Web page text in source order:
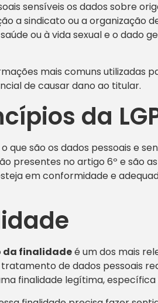
sensíveis os dados sobre
a sindicato ou a organização
ou à vida sexual e o dado
mais comuns utilizadas
de causar dano ao titular.
da
que são os dados pessoais e
presentes no artigo 6º e são
em conformidade e
da finalidadeé um dos mais
de dados pessoais
finalidade legítima,